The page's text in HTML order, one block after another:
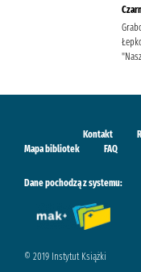
Kontakt
Mapa bibliotek
FAQ
Dane pochodzą z systemu:
© 2019 Instytut Książki